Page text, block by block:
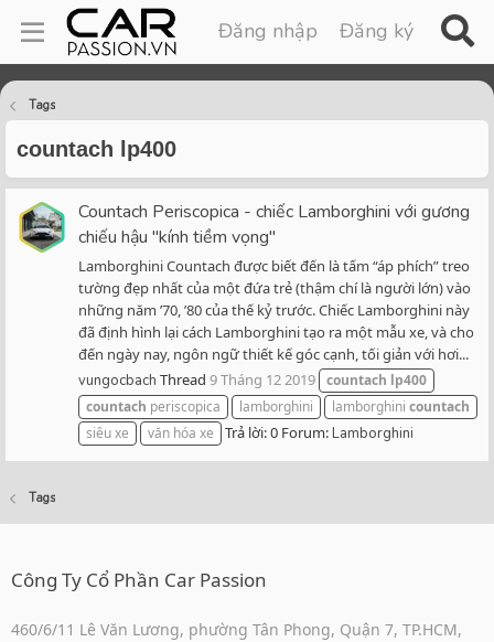
Đăng nhập Đăng ký
Tags
countach lp400
Countach Periscopica - chiếc Lamborghini với gương
chiếu hậu "kính tiềm vọng"
Lamborghini Countach được biết đến là tấm “áp phích” treo
tường đẹp nhất của một đứa trẻ (thậm chí là người lớn) vào
những năm ’70, ’80 của thế kỷ trước. Chiếc Lamborghini này
đã định hình lại cách Lamborghini tạo ra một mẫu xe, và cho
đến ngày nay, ngôn ngữ thiết kế góc cạnh, tối giản với hơi...
vungocbach Thread 9 Tháng 12 2019 countach lp400
countach periscopica lamborghini lamborghini countach
siêu xe
văn hóa xe Trả lời: 0 Forum:Lamborghini
Tags
Công Ty Cổ Phần Car Passion
460/6/11 Lê Văn Lương, phường Tân Phong, Quận 7, TP.HCM,